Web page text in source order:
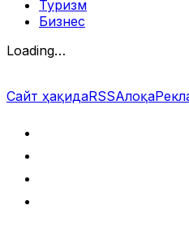
Бизнес
Loading…
Сайт ҳақидаRSSАлоқа